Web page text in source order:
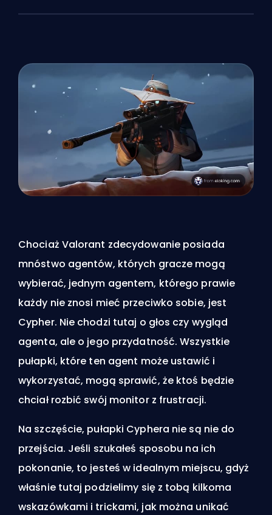
Chociaż Valorant zdecydowanie posiada
mnóstwo agentów, których gracze mogą
wybierać, jednym agentem, którego prawie
każdy nie znosi mieć przeciwko sobie, jest
Cypher. Nie chodzi tutaj o głos czy wygląd
agenta, ale o jego przydatność. Wszystkie
pułapki, które ten agent może ustawić i
wykorzystać, mogą sprawić, że ktoś będzie
chciał rozbić swój monitor z frustracji.
Na szczęście, pułapki Cyphera nie są nie do
przejścia. Jeśli szukałeś sposobu na ich
pokonanie, to jesteś w idealnym miejscu, gdyż
właśnie tutaj podzielimy się z tobą kilkoma
wskazówkami i trickami, jak można unikać